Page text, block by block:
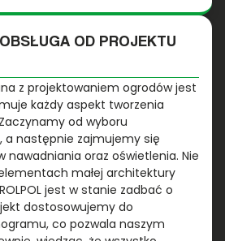
OD PROJEKTU
z projektowaniem ogrodów jest
każdy aspekt tworzenia
od wyboru
a następnie zajmujemy się
oraz oświetlenia. Nie
małej architektury
jest w stanie zadbać o
dostosowujemy do
co pozwala naszym